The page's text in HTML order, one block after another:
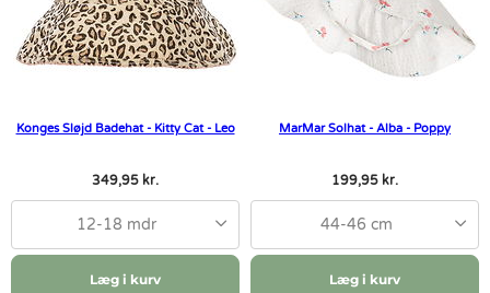
Konges Sløjd Badehat - Kitty Cat - Leo
349,95 kr.
12-18 mdr
Læg i kurv
MarMar Solhat - Alba - Poppy
199,95 kr.
44-46 cm
Læg i kurv